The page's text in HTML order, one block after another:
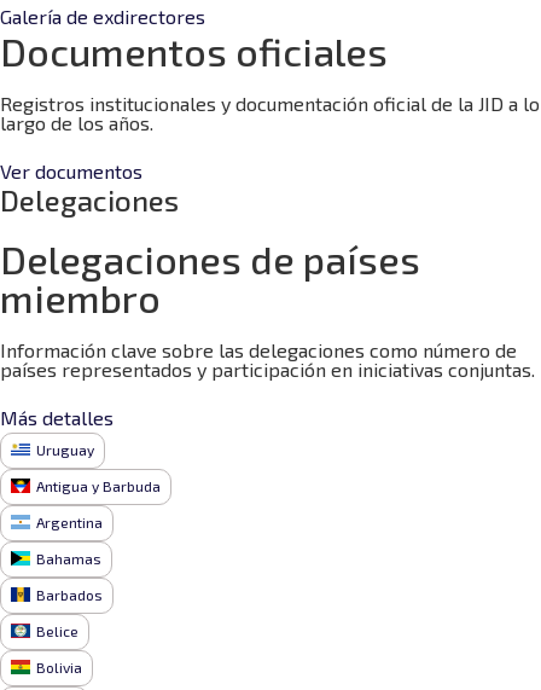
Galería de exdirectores
Documentos oficiales
Registros institucionales y documentación oficial de la JID a lo
largo de los años.
Ver documentos
Delegaciones
Delegaciones de países
miembro
Información clave sobre las delegaciones como número de
países representados y participación en iniciativas conjuntas.
Más detalles
Uruguay
Antigua y Barbuda
Argentina
Bahamas
Barbados
Belice
Bolivia